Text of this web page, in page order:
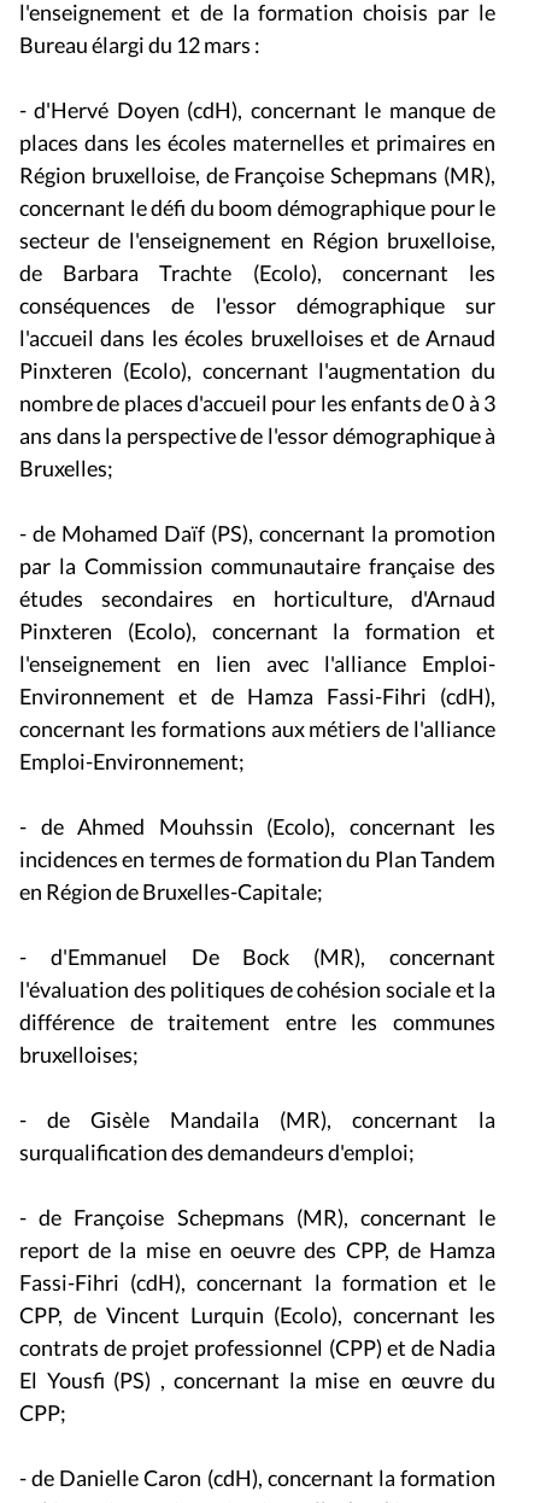
l'enseignement et de la formation choisis par le
Bureau élargi du 12 mars :
- d'Hervé Doyen (cdH), concernant le manque de
places dans les écoles maternelles et primaires en
Région bruxelloise, de Françoise Schepmans (MR),
concernant le défi du boom démographique pour le
secteur de l'enseignement en Région bruxelloise,
de Barbara Trachte (Ecolo), concernant les
conséquences de l'essor démographique sur
l'accueil dans les écoles bruxelloises et de Arnaud
Pinxteren (Ecolo), concernant l'augmentation du
nombre de places d'accueil pour les enfants de 0 à 3
ans dans la perspective de l'essor démographique à
Bruxelles;
- de Mohamed Daïf (PS), concernant la promotion
par la Commission communautaire française des
études secondaires en horticulture, d'Arnaud
Pinxteren (Ecolo), concernant la formation et
l'enseignement en lien avec l'alliance Emploi-
Environnement et de Hamza Fassi-Fihri (cdH),
concernant les formations aux métiers de l'alliance
Emploi-Environnement;
- de Ahmed Mouhssin (Ecolo), concernant les
incidences en termes de formation du Plan Tandem
en Région de Bruxelles-Capitale;
- d'Emmanuel De Bock (MR), concernant
l'évaluation des politiques de cohésion sociale et la
différence de traitement entre les communes
bruxelloises;
- de Gisèle Mandaila (MR), concernant la
surqualification des demandeurs d'emploi;
- de Françoise Schepmans (MR), concernant le
report de la mise en oeuvre des CPP, de Hamza
Fassi-Fihri (cdH), concernant la formation et le
CPP, de Vincent Lurquin (Ecolo), concernant les
contrats de projet professionnel (CPP) et de Nadia
El Yousfi (PS) , concernant la mise en œuvre du
CPP;
- de Danielle Caron (cdH), concernant la formation